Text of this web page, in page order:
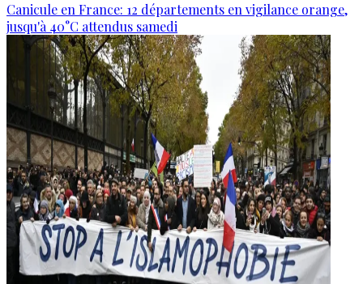
Canicule en France: 12 départements en vigilance orange,
jusqu'à 40°C attendus samedi